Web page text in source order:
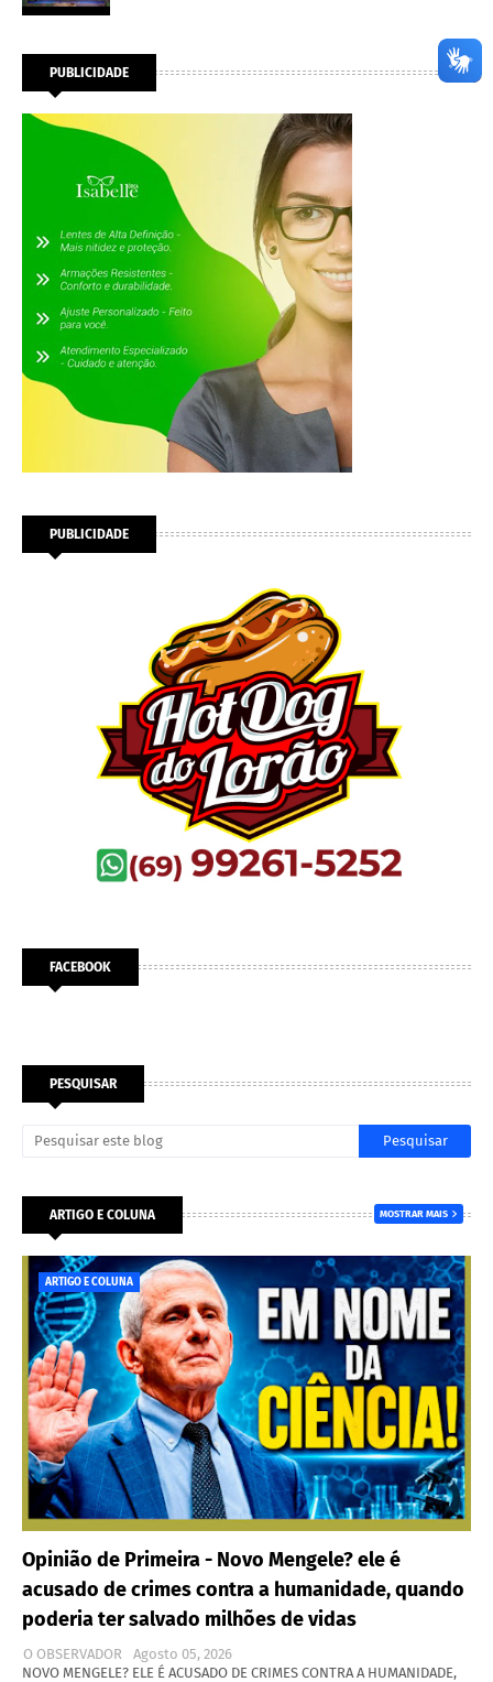
PUBLICIDADE
PUBLICIDADE
FACEBOOK
PESQUISAR
ARTIGO E COLUNA MOSTRAR MAIS
ARTIGO E COLUNA
Opinião de Primeira - Novo Mengele? ele é
acusado de crimes contra a humanidade, quando
poderia ter salvado milhões de vidas
O OBSERVADOR
Agosto 05, 2026
NOVO MENGELE? ELE É ACUSADO DE CRIMES CONTRA A HUMANIDADE,